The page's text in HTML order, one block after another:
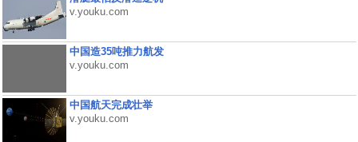
v.youku.com
中国造35吨推力航发
v.youku.com
中国航天完成壮举
v.youku.com